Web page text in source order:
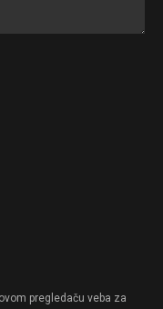
pregledaču veba za